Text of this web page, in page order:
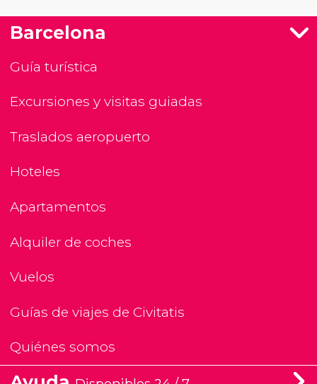
Barcelona
Guía turística
Excursiones y visitas guiadas
Traslados aeropuerto
Hoteles
Apartamentos
Alquiler de coches
Vuelos
Guías de viajes de Civitatis
Quiénes somos